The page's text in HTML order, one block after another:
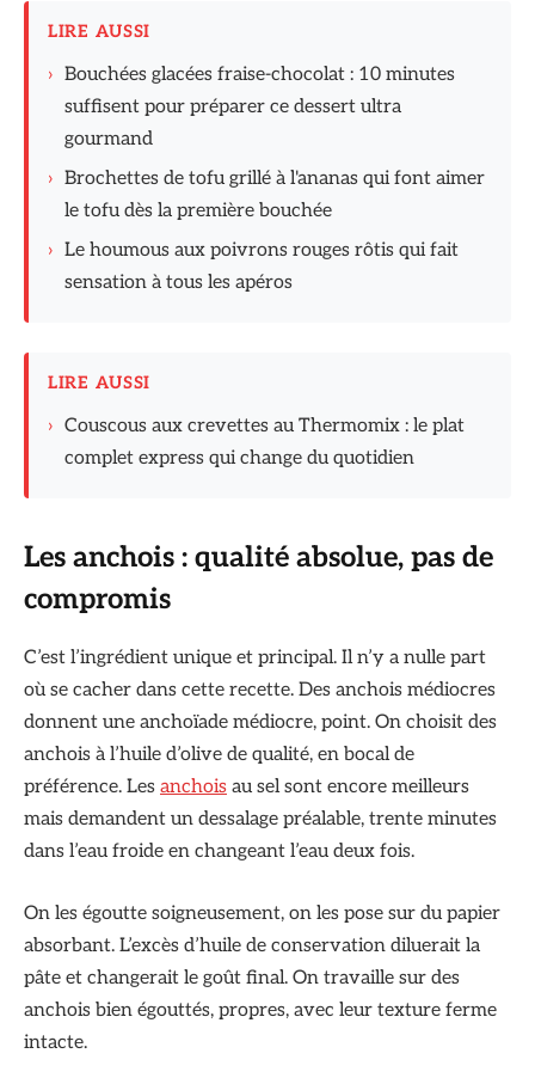
LIRE AUSSI
› Bouchées glacées fraise-chocolat : 10 minutes
suffisent pour préparer ce dessert ultra
gourmand
› Brochettes de tofu grillé à l'ananas qui font aimer
le tofu dès la première bouchée
› Le houmous aux poivrons rouges rôtis qui fait
sensation à tous les apéros
LIRE AUSSI
› Couscous aux crevettes au Thermomix : le plat
complet express qui change du quotidien
Les anchois : qualité absolue, pas de
compromis
C’est l’ingrédient unique et principal. Il n’y a nulle part
où se cacher dans cette recette. Des anchois médiocres
donnent une anchoïade médiocre, point. On choisit des
anchois à l’huile d’olive de qualité, en bocal de
préférence. Les anchois au sel sont encore meilleurs
mais demandent un dessalage préalable, trente minutes
dans l’eau froide en changeant l’eau deux fois.
On les égoutte soigneusement, on les pose sur du papier
absorbant. L’excès d’huile de conservation diluerait la
pâte et changerait le goût final. On travaille sur des
anchois bien égouttés, propres, avec leur texture ferme
intacte.